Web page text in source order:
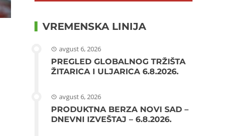
VREMENSKA LINIJA
avgust 6, 2026
PREGLED GLOBALNOG TRŽIŠTA
ŽITARICA I ULJARICA 6.8.2026.
avgust 6, 2026
PRODUKTNA BERZA NOVI SAD –
DNEVNI IZVEŠTAJ – 6.8.2026.